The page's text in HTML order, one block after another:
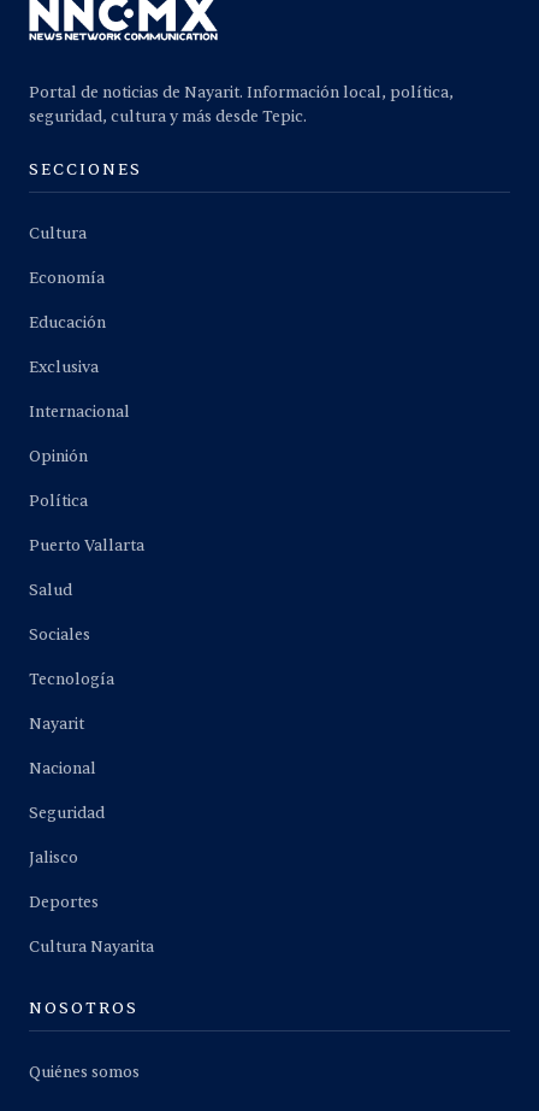
Portal de noticias de Nayarit. Información local, política,
seguridad, cultura y más desde Tepic.
SECCIONES
Cultura
Economía
Educación
Exclusiva
Internacional
Opinión
Política
Puerto Vallarta
Salud
Sociales
Tecnología
Nayarit
Nacional
Seguridad
Jalisco
Deportes
Cultura Nayarita
NOSOTROS
Quiénes somos